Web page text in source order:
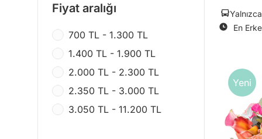
Fiyat aralığı
700 TL - 1.300 TL
1.400 TL - 1.900 TL
2.000 TL - 2.300 TL
2.350 TL - 3.000 TL
3.050 TL - 11.200 TL
En
Yeni